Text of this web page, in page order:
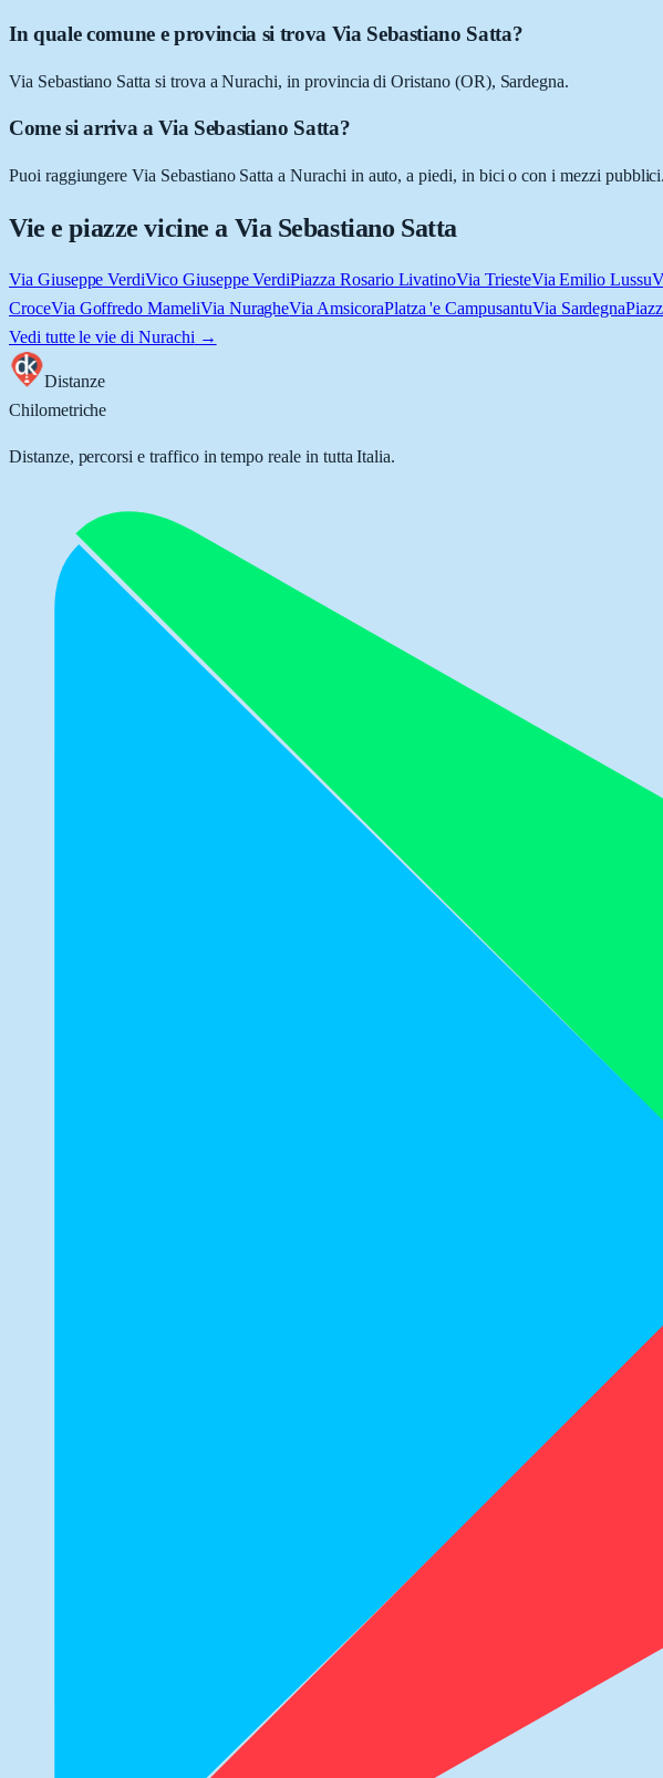
In quale comune e provincia si trova Via Sebastiano Satta?
Via Sebastiano Satta si trova a Nurachi, in provincia di Oristano (OR), Sardegna.
Come si arriva a Via Sebastiano Satta?
Puoi raggiungere Via Sebastiano Satta a Nurachi in auto, a piedi, in bici o con i mezzi
Vie e piazze vicine a Via Sebastiano Satta
Via Giuseppe VerdiVico Giuseppe VerdiPiazza Rosario LivatinoVia TriesteVia Emilio Lussu
CroceVia Goffredo MameliVia NuragheVia AmsicoraPlatza 'e CampusantuVia Sardegna
Vedi tutte le vie di Nurachi →
Distanze
Chilometriche
Distanze, percorsi e traffico in tempo reale in tutta Italia.